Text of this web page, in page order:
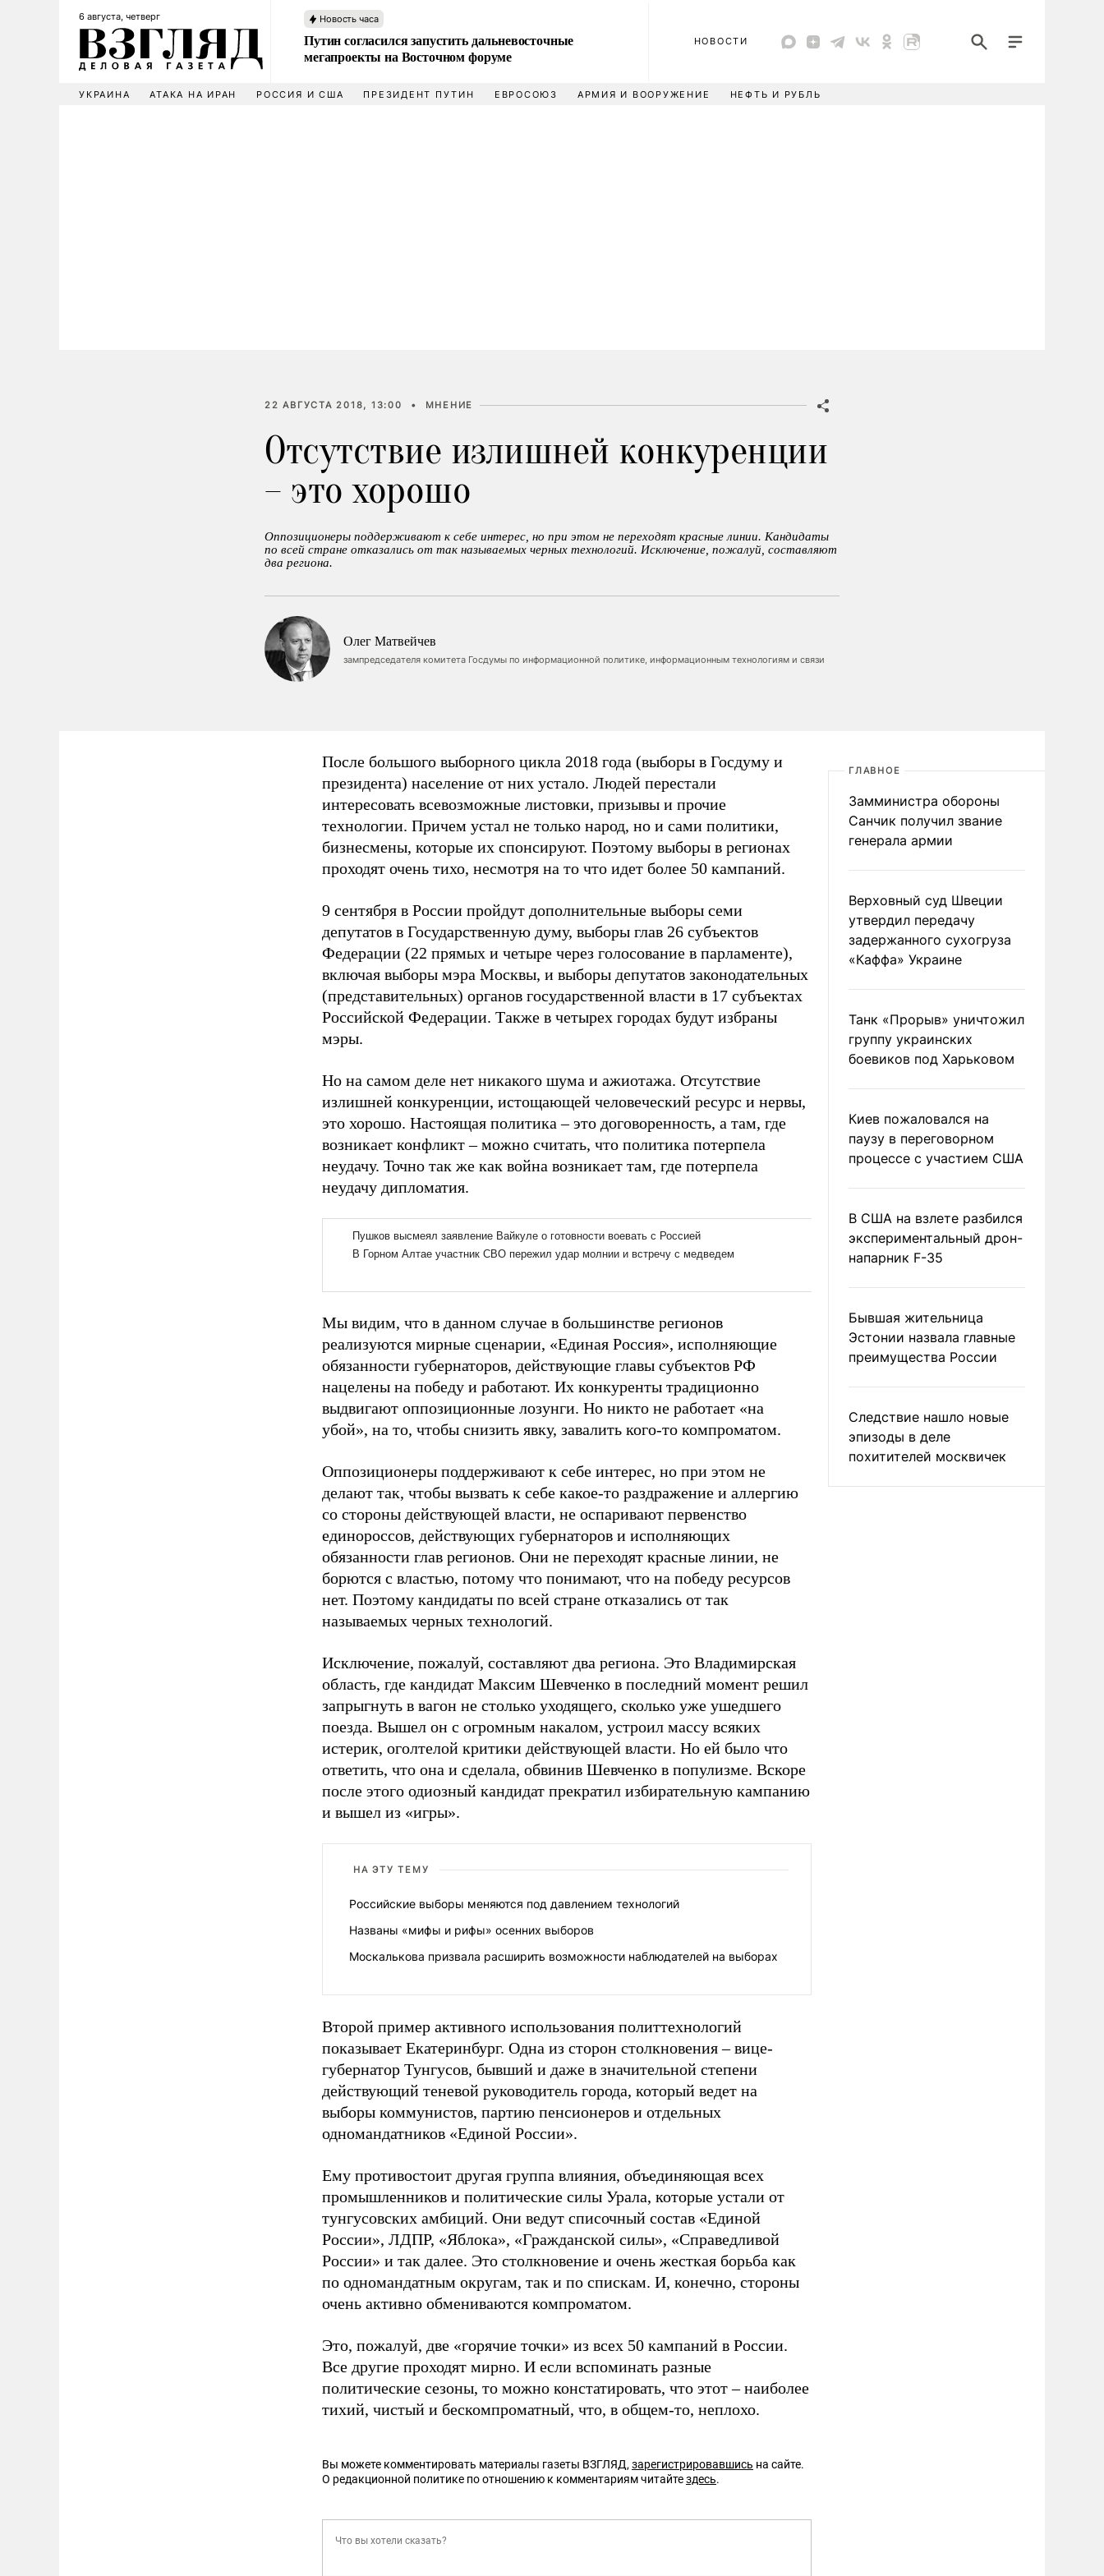
6 августа, четверг Новость часа
Путин согласился запустить дальневосточные
мегапроекты на Восточном форуме
НОВОСТИ
УКРАИНА АТАКА НА ИРАН РОССИЯ И США ПРЕЗИДЕНТ ПУТИН ЕВРОСОЮЗ АРМИЯ И ВООРУЖЕНИЕ НЕФТЬ И РУБЛЬ
22 АВГУСТА 2018, 13:00 • МНЕНИЕ
Отсутствие излишней конкуренции
– это хорошо
Оппозиционеры поддерживают к себе интерес, но при этом не переходят красные линии. Кандидаты
по всей стране отказались от так называемых черных технологий. Исключение, пожалуй, составляют
два региона.
Олег Матвейчев
зампредседателя комитета Госдумы по информационной политике, информационным технологиям и связи
После большого выборного цикла 2018 года (выборы в Госдуму и
президента) население от них устало. Людей перестали
интересовать всевозможные листовки, призывы и прочие
технологии. Причем устал не только народ, но и сами политики,
бизнесмены, которые их спонсируют. Поэтому выборы в регионах
проходят очень тихо, несмотря на то что идет более 50 кампаний.
9 сентября в России пройдут дополнительные выборы семи
депутатов в Государственную думу, выборы глав 26 субъектов
Федерации (22 прямых и четыре через голосование в парламенте),
включая выборы мэра Москвы, и выборы депутатов законодательных
(представительных) органов государственной власти в 17 субъектах
Российской Федерации. Также в четырех городах будут избраны
мэры.
Но на самом деле нет никакого шума и ажиотажа. Отсутствие
излишней конкуренции, истощающей человеческий ресурс и нервы,
это хорошо. Настоящая политика – это договоренность, а там, где
возникает конфликт – можно считать, что политика потерпела
неудачу. Точно так же как война возникает там, где потерпела
неудачу дипломатия.
Мы видим, что в данном случае в большинстве регионов
реализуются мирные сценарии, «Единая Россия», исполняющие
обязанности губернаторов, действующие главы субъектов РФ
нацелены на победу и работают. Их конкуренты традиционно
выдвигают оппозиционные лозунги. Но никто не работает «на
убой», на то, чтобы снизить явку, завалить кого-то компроматом.
Оппозиционеры поддерживают к себе интерес, но при этом не
делают так, чтобы вызвать к себе какое-то раздражение и аллергию
со стороны действующей власти, не оспаривают первенство
единороссов, действующих губернаторов и исполняющих
обязанности глав регионов. Они не переходят красные линии, не
борются с властью, потому что понимают, что на победу ресурсов
нет. Поэтому кандидаты по всей стране отказались от так
называемых черных технологий.
Исключение, пожалуй, составляют два региона. Это Владимирская
область, где кандидат Максим Шевченко в последний момент решил
запрыгнуть в вагон не столько уходящего, сколько уже ушедшего
поезда. Вышел он с огромным накалом, устроил массу всяких
истерик, оголтелой критики действующей власти. Но ей было что
ответить, что она и сделала, обвинив Шевченко в популизме. Вскоре
после этого одиозный кандидат прекратил избирательную кампанию
и вышел из «игры».
НА ЭТУ ТЕМУ
Российские выборы меняются под давлением технологий
Названы «мифы и рифы» осенних выборов
Москалькова призвала расширить возможности наблюдателей на выборах
Второй пример активного использования политтехнологий
показывает Екатеринбург. Одна из сторон столкновения – вице-
губернатор Тунгусов, бывший и даже в значительной степени
действующий теневой руководитель города, который ведет на
выборы коммунистов, партию пенсионеров и отдельных
одномандатников «Единой России».
Ему противостоит другая группа влияния, объединяющая всех
промышленников и политические силы Урала, которые устали от
тунгусовских амбиций. Они ведут списочный состав «Единой
России», ЛДПР, «Яблока», «Гражданской силы», «Справедливой
России» и так далее. Это столкновение и очень жесткая борьба как
по одномандатным округам, так и по спискам. И, конечно, стороны
очень активно обмениваются компроматом.
Это, пожалуй, две «горячие точки» из всех 50 кампаний в России.
Все другие проходят мирно. И если вспоминать разные
политические сезоны, то можно констатировать, что этот – наиболее
тихий, чистый и бескомпроматный, что, в общем-то, неплохо.
Вы можете комментировать материалы газеты ВЗГЛЯД, зарегистрировавшись на сайте.
О редакционной политике по отношению к комментариям читайтездесь.
ГЛАВНОЕ
Замминистра обороны
Санчик получил звание
генерала армии
Верховный суд Швеции
утвердил передачу
задержанного сухогруза
«Каффа» Украине
Танк «Прорыв» уничтожил
группу украинских
боевиков под Харьковом
Киев пожаловался на
паузу в переговорном
процессе с участием США
В США на взлете разбился
экспериментальный дрон-
напарник F-35
Бывшая жительница
Эстонии назвала главные
преимущества России
Следствие нашло новые
эпизоды в деле
похитителей москвичек